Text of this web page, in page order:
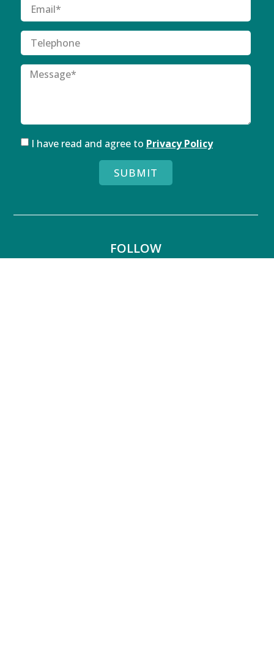
I have read and agree to Privacy Policy
SUBMIT
FOLLOW